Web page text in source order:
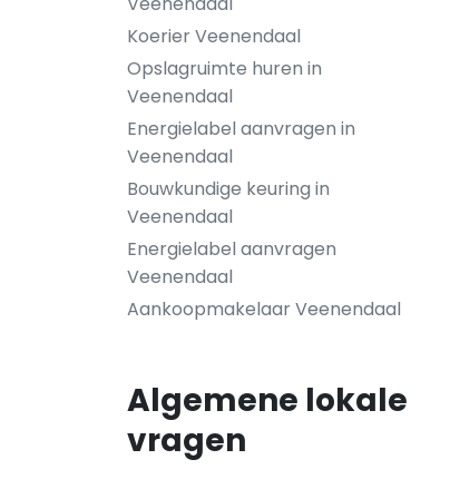
Koerier Veenendaal
Opslagruimte huren in
Veenendaal
Energielabel aanvragen in
Veenendaal
Bouwkundige keuring in
Veenendaal
Energielabel aanvragen
Veenendaal
Aankoopmakelaar Veenendaal
Algemene lokale
vragen